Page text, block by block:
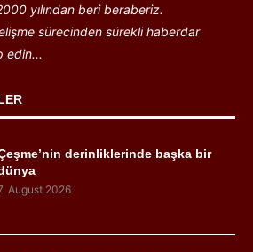
yılından beri beraberiz.
sürecinden sürekli haberdar
edin...
derinliklerinde başka bir
August 2026